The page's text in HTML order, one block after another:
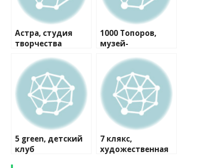
Астра, студия
творчества
1000 Топоров,
музей-
5 green, детский
клуб
7 клякс,
художественная